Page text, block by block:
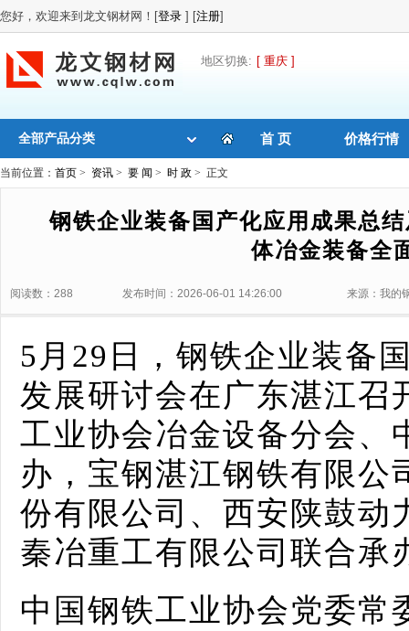
您好，欢迎来到龙文钢材网！[登录 ] [注册]
地区切换: [ 重庆 ]
全部产品分类 首 页 价格行情
当前位置： 首页 > 资讯 > 要 闻 > 时 政 > 正文
钢铁企业装备国产化应用成果总
体冶金装备全
阅读数：288 发布时间：2026-06-01 14:26:00 来源：我的
5月29日，钢铁企业装备
发展研讨会在广东湛江召
工业协会冶金设备分会、
办，宝钢湛江钢铁有限公
份有限公司、西安陕鼓动
秦冶重工有限公司联合承
中国钢铁工业协会党委常